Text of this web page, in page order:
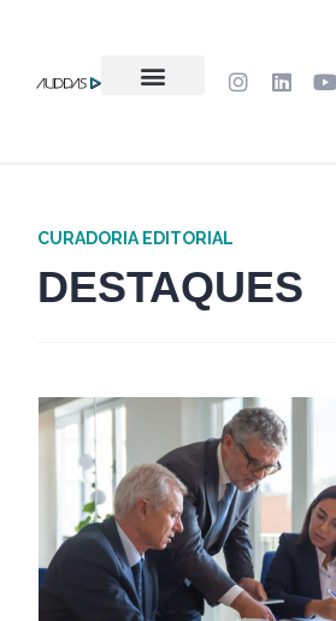
CURADORIA EDITORIAL
DESTAQUES